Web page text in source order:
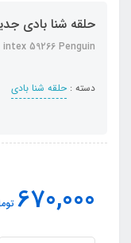
حلقه شنا بادی
intex 59266 Penguin
دسته : حلقه شنا بادی
670,000